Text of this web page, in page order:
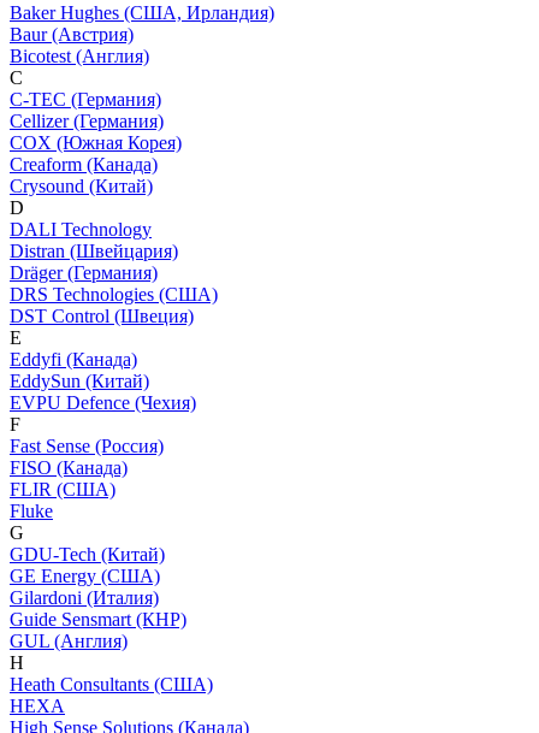
Baker Hughes (США, Ирландия)
Baur (Австрия)
Bicotest (Англия)
C
C-TEC (Германия)
Cellizer (Германия)
COX (Южная Корея)
Creaform (Канада)
Crysound (Китай)
D
DALI Technology
Distran (Швейцария)
Dräger (Германия)
DRS Technologies (США)
DST Control (Швеция)
E
Eddyfi (Канада)
EddySun (Китай)
EVPU Defence (Чехия)
F
Fast Sense (Россия)
FISO (Канада)
FLIR (США)
Fluke
G
GDU-Tech (Китай)
GE Energy (США)
Gilardoni (Италия)
Guide Sensmart (КНР)
GUL (Англия)
H
Heath Consultants (США)
HEXA
High Sense Solutions (Канада)